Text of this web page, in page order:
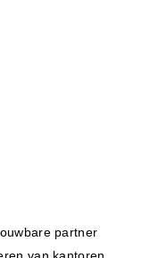
partner